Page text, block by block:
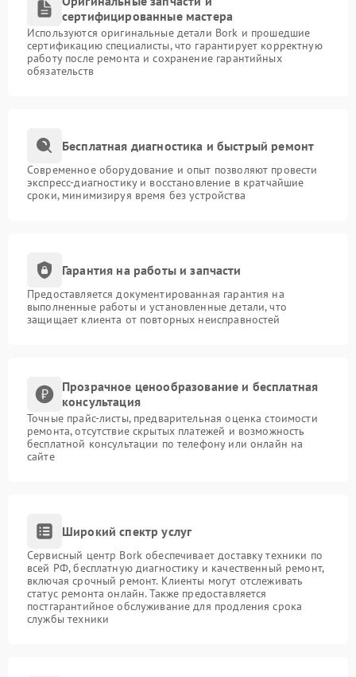
сертифицированные мастера
Используются оригинальные детали Bork и прошедшие
сертификацию специалисты, что гарантирует корректную
работу после ремонта и сохранение гарантийных
обязательств
Бесплатная диагностика и быстрый ремонт
Современное оборудование и опыт позволяют провести
экспресс-диагностику и восстановление в кратчайшие
сроки, минимизируя время без устройства
Гарантия на работы и запчасти
Предоставляется документированная гарантия на
выполненные работы и установленные детали, что
защищает клиента от повторных неисправностей
Прозрачное ценообразование и бесплатная
консультация
Точные прайс-листы, предварительная оценка стоимости
ремонта, отсутствие скрытых платежей и возможность
бесплатной консультации по телефону или онлайн на
сайте
Широкий спектр услуг
Сервисный центр Bork обеспечивает доставку техники по
всей РФ, бесплатную диагностику и качественный ремонт,
включая срочный ремонт. Клиенты могут отслеживать
статус ремонта онлайн. Также предоставляется
постгарантийное обслуживание для продления срока
службы техники